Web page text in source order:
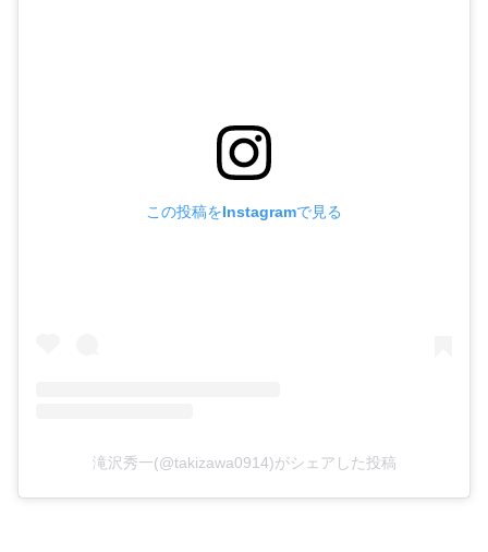
この投稿をInstagramで見る
滝沢秀一(@takizawa0914)がシェアした投稿